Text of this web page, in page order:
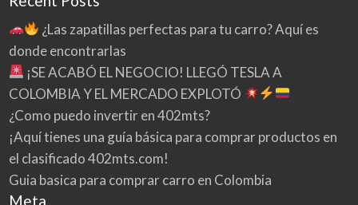
¿Las zapatillas perfectas para tu carro? Aquí es
donde encontrarlas
¡SE ACABÓ EL NEGOCIO! LLEGÓ TESLA A
COLOMBIA Y EL MERCADO EXPLOTÓ
¿Como puedo invertir en 402mts?
¡Aquí tienes una guía básica para comprar productos en
el clasificado 402mts.com!
Guia basica para comprar carro en Colombia
Meta